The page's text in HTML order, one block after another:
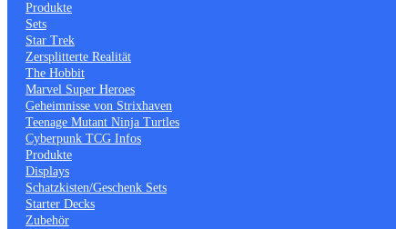
Produkte
Sets
Star Trek
Zersplitterte Realität
The Hobbit
Marvel Super Heroes
Geheimnisse von Strixhaven
Teenage Mutant Ninja Turtles
Cyberpunk TCG Infos
Produkte
Displays
Schatzkisten/Geschenk Sets
Starter Decks
Zubehör